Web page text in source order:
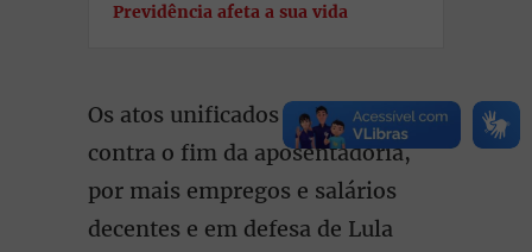
Previdência afeta a sua vida
Os atos unificados do 1º de maio
contra o fim da aposentadoria,
por mais empregos e salários
decentes e em defesa de Lula